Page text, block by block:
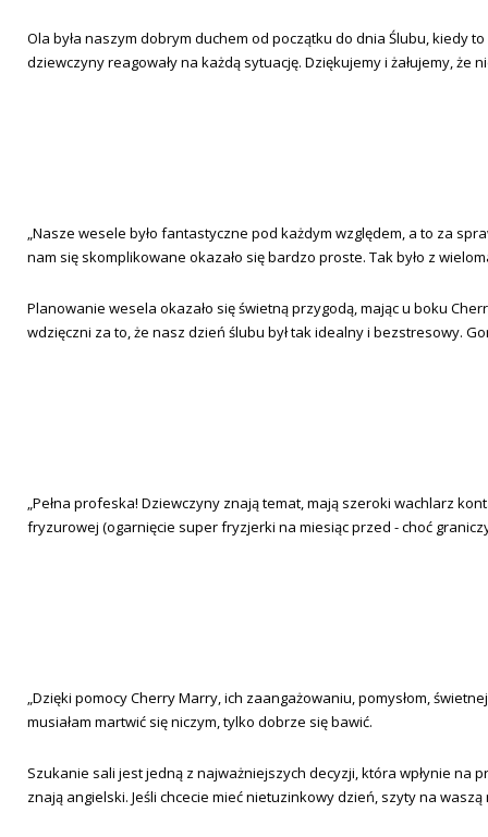
Ola była naszym dobrym duchem od początku do dnia Ślubu, kiedy
dziewczyny reagowały na każdą sytuację. Dziękujemy i żałujemy, że
„Nasze wesele było fantastyczne pod każdym względem, a to za
nam się skomplikowane okazało się bardzo proste. Tak było z
Planowanie wesela okazało się świetną przygodą, mając u boku
wdzięczni za to, że nasz dzień ślubu był tak idealny i bezstresowy.
„Pełna profeska! Dziewczyny znają temat, mają szeroki wachlarz
fryzurowej (ogarnięcie super fryzjerki na miesiąc przed - choć
„Dzięki pomocy Cherry Marry, ich zaangażowaniu, pomysłom,
musiałam martwić się niczym, tylko dobrze się bawić.
Szukanie sali jest jedną z najważniejszych decyzji, która wpłynie na
znają angielski. Jeśli chcecie mieć nietuzinkowy dzień, szyty na